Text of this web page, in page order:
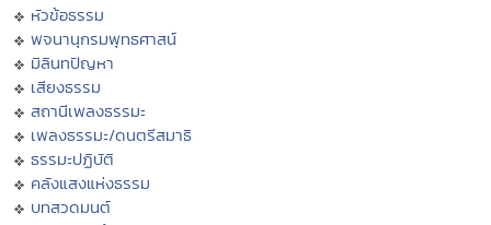
หัวข้อธรรม
พจนานุกรมพุทธศาสน์
มิลินทปัญหา
เสียงธรรม
สถานีเพลงธรรมะ
เพลงธรรมะ/ดนตรีสมาธิ
ธรรมะปฏิบัติ
คลังแสงแห่งธรรม
บทสวดมนต์